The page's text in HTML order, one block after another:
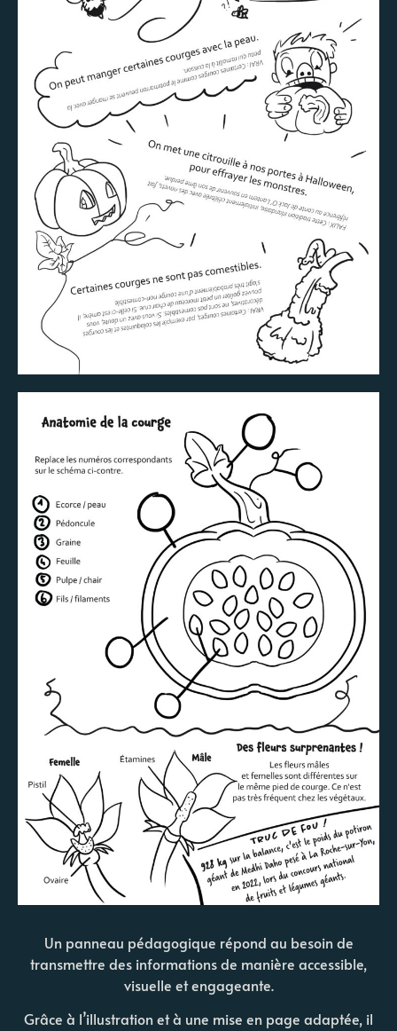
Un panneau pédagogique répond au besoin de
transmettre des informations de manière accessible,
visuelle et engageante.
Grâce à l’illustration et à une mise en page adaptée, il